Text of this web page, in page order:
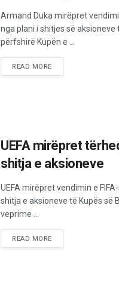
Armand Duka mirëpret
nga plani i shitjes së aksioneve
përfshirë Kupën e ...
READ MORE
UEFA mirëpret
shitja e aksioneve
UEFA mirëpret vendimin e
shitja e aksioneve të Kupës së
veprime ...
READ MORE